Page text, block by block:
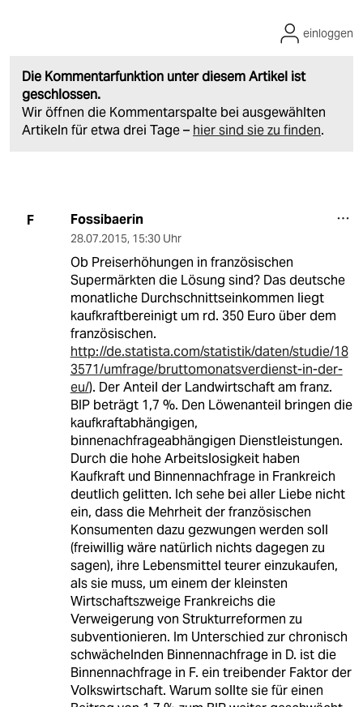
Die Kommentarfunktion unter diesem Artikel ist
geschlossen.
Wir öffnen die Kommentarspalte bei ausgewählten
Artikeln für etwa drei Tage – hier sind sie zu finden.
einloggen
F Fossibaerin
28.07.2015, 15:30 Uhr
Ob Preiserhöhungen in französischen
Supermärkten die Lösung sind? Das deutsche
monatliche Durchschnittseinkommen liegt
kaufkraftbereinigt um rd. 350 Euro über dem
französischen.
http://de.statista.com/statistik/daten/studie/18
3571/umfrage/bruttomonatsverdienst-in-der-
eu/). Der Anteil der Landwirtschaft am franz.
BIP beträgt 1,7 %. Den Löwenanteil bringen die
kaufkraftabhängigen,
binnenachfrageabhängigen Dienstleistungen.
Durch die hohe Arbeitslosigkeit haben
Kaufkraft und Binnennachfrage in Frankreich
deutlich gelitten. Ich sehe bei aller Liebe nicht
ein, dass die Mehrheit der französischen
Konsumenten dazu gezwungen werden soll
(freiwillig wäre natürlich nichts dagegen zu
sagen), ihre Lebensmittel teurer einzukaufen,
als sie muss, um einem der kleinsten
Wirtschaftszweige Frankreichs die
Verweigerung von Strukturreformen zu
subventionieren. Im Unterschied zur chronisch
schwächelnden Binnennachfrage in D. ist die
Binnennachfrage in F. ein treibender Faktor der
Volkswirtschaft. Warum sollte sie für einen